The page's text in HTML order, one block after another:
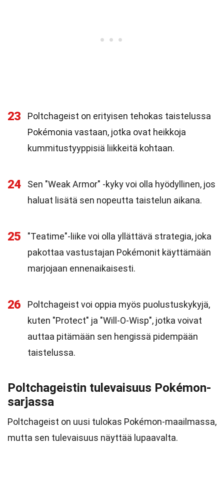
23
Poltchageist on erityisen tehokas taistelussa
Pokémonia vastaan, jotka ovat heikkoja
kummitustyyppisiä liikkeitä kohtaan.
24
Sen "Weak Armor" -kyky voi olla hyödyllinen, jos
haluat lisätä sen nopeutta taistelun aikana.
25
"Teatime"-liike voi olla yllättävä strategia, joka
pakottaa vastustajan Pokémonit käyttämään
marjojaan ennenaikaisesti.
26
Poltchageist voi oppia myös puolustuskykyjä,
kuten "Protect" ja "Will-O-Wisp", jotka voivat
auttaa pitämään sen hengissä pidempään
taistelussa.
Poltchageistin tulevaisuus Pokémon-
sarjassa
Poltchageist on uusi tulokas Pokémon-maailmassa,
mutta sen tulevaisuus näyttää lupaavalta.